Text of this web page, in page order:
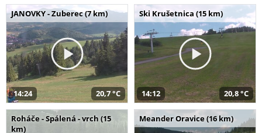
JANOVKY - Zuberec (7 km)
14:24 20,7 °C
Ski Krušetnica (15 km)
14:12 20,8 °C
Roháče - Spálená - vrch (15
km)
Meander Oravice (16 km)